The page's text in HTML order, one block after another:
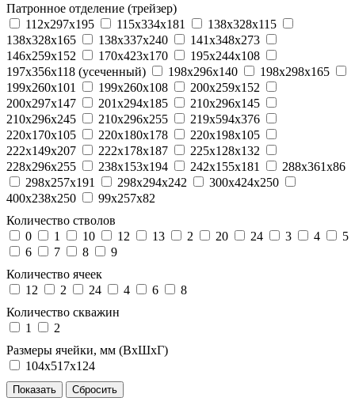
Патронное отделение (трейзер)
112x297x195
115x334x181
138x328x115
138x328x165
138x337x240
141x348x273
146x259x152
170x423x170
195x244x108
197x356x118 (усеченный)
198x296x140
198x298x165
199x260x101
199x260x108
200x259x152
200x297x147
201x294x185
210x296x145
210x296x245
210x296x255
219x594x376
220x170x105
220x180x178
220x198x105
222x149x207
222x178x187
225x128x132
228x296x255
238x153x194 242x155x181
288x361x86
298x257x191
298x294x242
300x424x250
400x238x250
99x257x82
Количество стволов
0
1 10 12 13 2 20 24 3 4
5
6
7 8
9
Количество ячеек
12
2 24 4 6
8
Количество скважин
1
2
Размеры ячейки, мм (ВхШхГ)
104х517х124